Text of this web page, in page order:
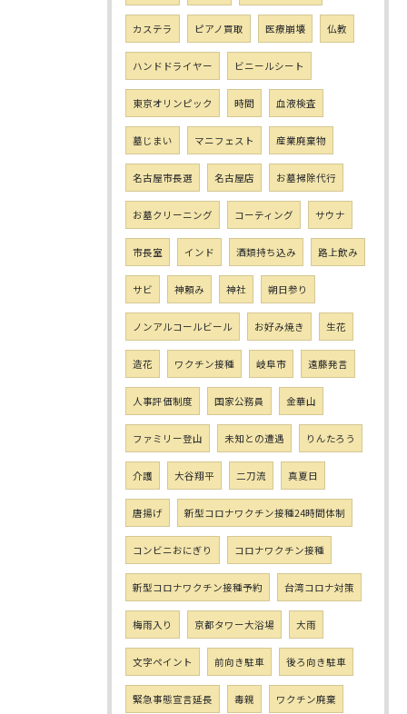
カステラ ピアノ買取 医療崩壊 仏教
ハンドドライヤー ビニールシート
東京オリンピック 時間 血液検査
墓じまい マニフェスト 産業廃棄物
名古屋市長選 名古屋店 お墓掃除代行
お墓クリーニング コーティング サウナ
市長室 インド 酒類持ち込み 路上飲み
サビ 神頼み 神社 朔日参り
ノンアルコールビール お好み焼き 生花
造花 ワクチン接種 岐阜市 遠藤発言
人事評価制度 国家公務員 金華山
ファミリー登山 未知との遭遇 りんたろう
介護 大谷翔平 二刀流 真夏日
唐揚げ 新型コロナワクチン接種24時間体制
コンビニおにぎり コロナワクチン接種
新型コロナワクチン接種予約 台湾コロナ対策
梅雨入り 京都タワー大浴場 大雨
文字ペイント 前向き駐車 後ろ向き駐車
緊急事態宣言延長 毒親 ワクチン廃棄